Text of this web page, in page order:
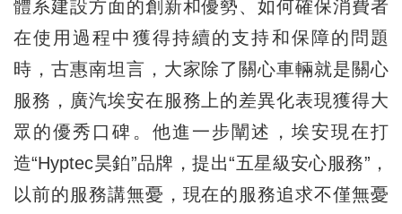
體系建設方面的創新和優勢、如何確保消費者
在使用過程中獲得持續的支持和保障的問題
時，古惠南坦言，大家除了關心車輛就是關心
服務，廣汽埃安在服務上的差異化表現獲得大
眾的優秀口碑。他進一步闡述，埃安現在打
造“Hyptec昊鉑”品牌，提出“五星級安心服務”，
以前的服務講無憂，現在的服務追求不僅無憂